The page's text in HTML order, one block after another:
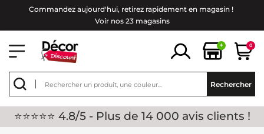
Commandez aujourd'hui, retirez rapidement en magasin !
Voir nos 23 magasins
+ 0
Rechercher
⭐⭐⭐⭐⭐ 4.8/5 - Plus de 14 000 avis clients !